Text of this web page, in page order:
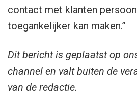
contact met klanten
toegankelijker kan maken.”
Dit bericht is geplaatst op
channel en valt buiten de
van de redactie.